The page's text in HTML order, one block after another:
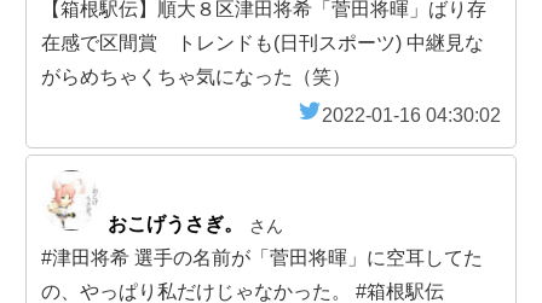
【箱根駅伝】順大８区津田将希「菅田将暉」ばり存
在感で区間賞 トレンドも(日刊スポーツ) 中継見な
がらめちゃくちゃ気になった（笑）
2022-01-16 04:30:02
おこげうさぎ。 さん
#津田将希 選手の名前が「菅田将暉」に空耳してた
の、やっぱり私だけじゃなかった。 #箱根駅伝